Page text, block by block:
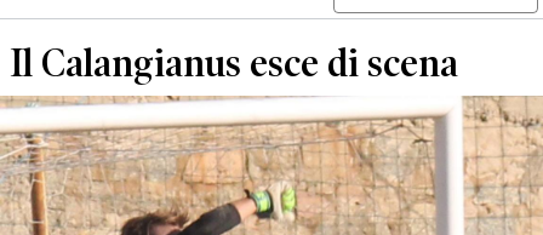
Il Calangianus esce di scena